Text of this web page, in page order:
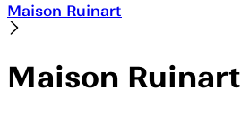
Maison Ruinart
Maison Ruinart